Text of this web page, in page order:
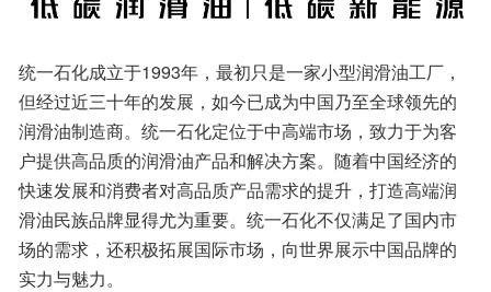
统一石化成立于1993年，最初只是一家小型润滑油工厂，
但经过近三十年的发展，如今已成为中国乃至全球领先的
润滑油制造商。统一石化定位于中高端市场，致力于为客
户提供高品质的润滑油产品和解决方案。随着中国经济的
快速发展和消费者对高品质产品需求的提升，打造高端润
滑油民族品牌显得尤为重要。统一石化不仅满足了国内市
场的需求，还积极拓展国际市场，向世界展示中国品牌的
实力与魅力。